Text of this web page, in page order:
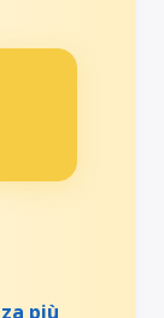
più